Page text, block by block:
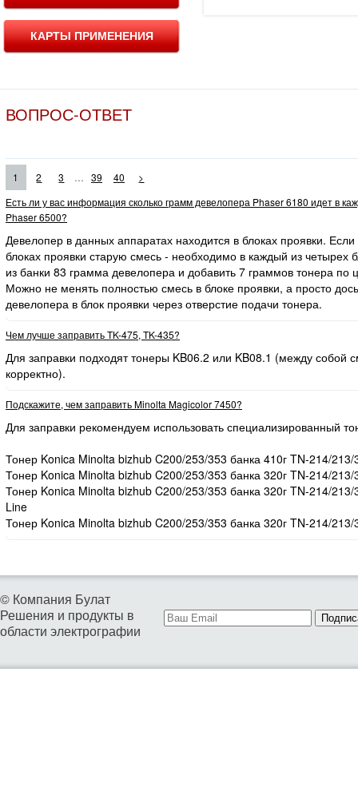
КАРТЫ ПРИМЕНЕНИЯ
ВОПРОС-ОТВЕТ
1 2 3 ... 39 40
>
Есть ли у вас информация сколько грамм девелопера Phaser 6180 идет в
Phaser 6500?
Девелопер в данных аппаратах находится в блоках проявки.
блоках проявки старую смесь - необходимо в каждый из четырех
из банки 83 грамма девелопера и добавить 7 граммов тонера по
Можно не менять полностью смесь в блоке проявки, а просто
девелопера в блок проявки через отверстие подачи тонера.
Чем лучше заправить TK-475, TK-435?
Для заправки подходят тонеры KB06.2 или KB08.1 (между собой
корректно).
Подскажите, чем заправить Minolta Magicolor 7450?
Для заправки рекомендуем использовать специализированный
Тонер Konica Minolta bizhub C200/253/353 банка 410г TN-214/
Тонер Konica Minolta bizhub C200/253/353 банка 320г TN-214/
Тонер Konica Minolta bizhub C200/253/353 банка 320г TN-214/
Line
Тонер Konica Minolta bizhub C200/253/353 банка 320г TN-214/
© Компания Булат
Решения и продукты в
области электрографии